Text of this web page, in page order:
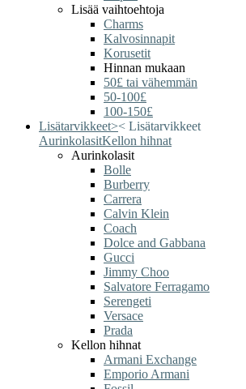
Lisää vaihtoehtoja
Charms
Kalvosinnapit
Korusetit
Hinnan mukaan
50£ tai vähemmän
50-100£
100-150£
Lisätarvikkeet>< Lisätarvikkeet
AurinkolasitKellon hihnat
Aurinkolasit
Bolle
Burberry
Carrera
Calvin Klein
Coach
Dolce and Gabbana
Gucci
Jimmy Choo
Salvatore Ferragamo
Serengeti
Versace
Prada
Kellon hihnat
Armani Exchange
Emporio Armani